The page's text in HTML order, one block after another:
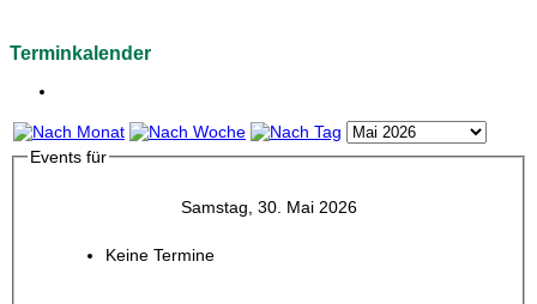
Terminkalender
Events für
Samstag, 30. Mai 2026
Keine Termine